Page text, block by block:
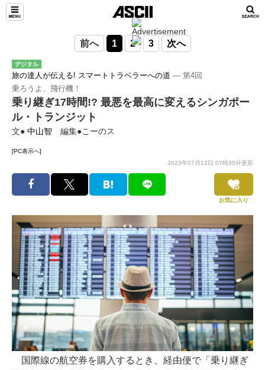
前へ 1 2 3 次へ
デジタル
旅の達人が伝える! スマートトラベラーへの道 ― 第4回
乗ろうよ、飛行機！
乗り継ぎ17時間!? 最悪を最高に変えるシンガポー
ル・トランジット
文● 中山智 編集●こーのス
[PC表示へ]
2023年07月12日 07時30分更新
お気に入り
国際線の航空券を購入するとき、経由便で「乗り継ぎ